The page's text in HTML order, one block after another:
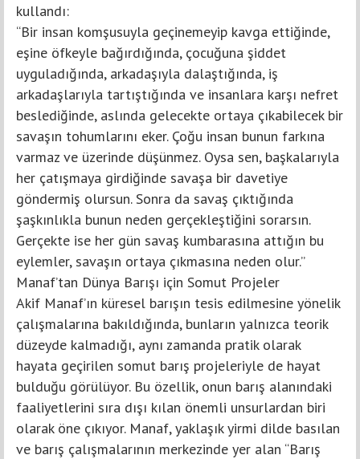
kullandı:
“Bir insan komşusuyla geçinemeyip kavga ettiğinde,
eşine öfkeyle bağırdığında, çocuğuna şiddet
uyguladığında, arkadaşıyla dalaştığında, iş
arkadaşlarıyla tartıştığında ve insanlara karşı nefret
beslediğinde, aslında gelecekte ortaya çıkabilecek bir
savaşın tohumlarını eker. Çoğu insan bunun farkına
varmaz ve üzerinde düşünmez. Oysa sen, başkalarıyla
her çatışmaya girdiğinde savaşa bir davetiye
göndermiş olursun. Sonra da savaş çıktığında
şaşkınlıkla bunun neden gerçekleştiğini sorarsın.
Gerçekte ise her gün savaş kumbarasına attığın bu
eylemler, savaşın ortaya çıkmasına neden olur.”
Manaf’tan Dünya Barışı için Somut Projeler
Akif Manaf’ın küresel barışın tesis edilmesine yönelik
çalışmalarına bakıldığında, bunların yalnızca teorik
düzeyde kalmadığı, aynı zamanda pratik olarak
hayata geçirilen somut barış projeleriyle de hayat
bulduğu görülüyor. Bu özellik, onun barış alanındaki
faaliyetlerini sıra dışı kılan önemli unsurlardan biri
olarak öne çıkıyor. Manaf, yaklaşık yirmi dilde basılan
ve barış çalışmalarının merkezinde yer alan “Barış